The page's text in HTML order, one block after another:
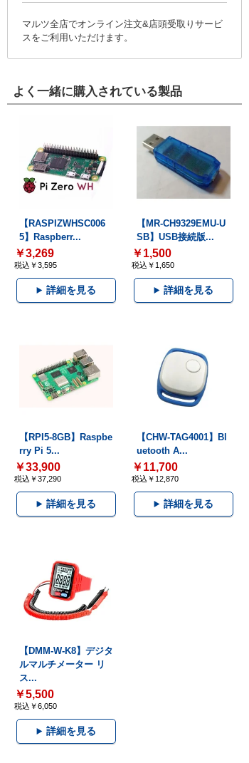
マルツ全店でオンライン注文&店頭受取りサービ
スをご利用いただけます。
よく一緒に購入されている製品
【RASPIZWHSC006
5】Raspberr...
￥3,269
税込￥3,595
詳細を見る
【MR-CH9329EMU-U
SB】USB接続版...
￥1,500
税込￥1,650
詳細を見る
【RPI5-8GB】Raspbe
rry Pi 5...
￥33,900
税込￥37,290
詳細を見る
【CHW-TAG4001】Bl
uetooth A...
￥11,700
税込￥12,870
詳細を見る
【DMM-W-K8】デジタ
ルマルチメーター リ
ス...
￥5,500
税込￥6,050
詳細を見る